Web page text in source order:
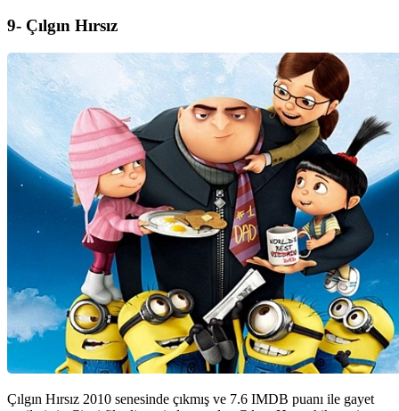
9- Çılgın Hırsız
Çılgın Hırsız 2010 senesinde çıkmış ve 7.6 IMDB puanı ile gayet